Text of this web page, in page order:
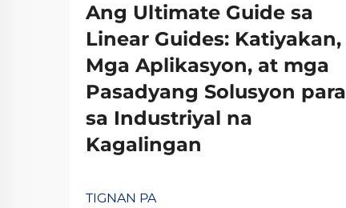
Ang Ultimate Guide sa
Linear Guides: Katiyakan,
Mga Aplikasyon, at mga
Pasadyang Solusyon para
sa Industriyal na
Kagalingan
TIGNAN PA